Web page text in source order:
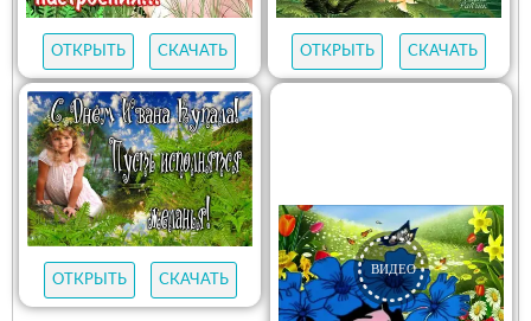
ОТКРЫТЬ СКАЧАТЬ ОТКРЫТЬ СКАЧАТЬ
ОТКРЫТЬ СКАЧАТЬ